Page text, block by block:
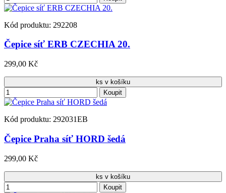
Kód produktu: 292208
Čepice síť ERB CZECHIA 20.
299,00 Kč
ks v košíku
Koupit
Kód produktu: 292031EB
Čepice Praha síť HORD šedá
299,00 Kč
ks v košíku
Koupit